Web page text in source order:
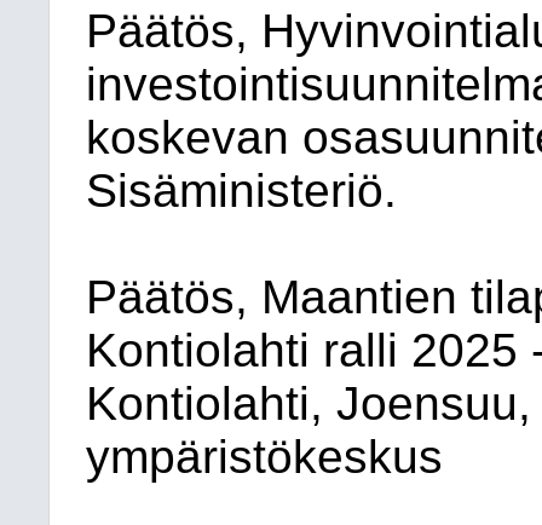
Päätös,
koskevan
Sisäministeriö.
Päätös, Maantien
Kontiolahti ralli 2025
Kontiolahti,
ympäristökeskus